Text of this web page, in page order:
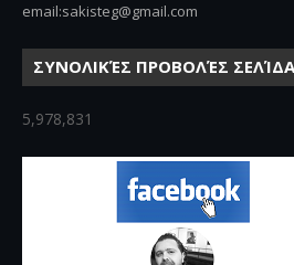
email:sakisteg@gmail.com
ΣΥΝΟΛΙΚΈΣ ΠΡΟΒΟΛΈΣ
5,978,831